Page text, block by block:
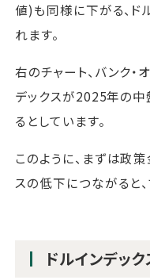
値)も同様に下がる、
れます。
右のチャート、バンク・
デックスが2025年の中
るとしています。
このように、まずは政
スの低下につながると
ドルインデッ